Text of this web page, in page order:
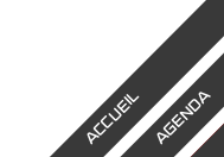
ACCUEILAGENDA